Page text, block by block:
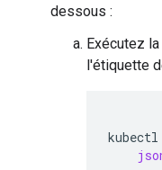
dessous :
Exécutez
l'étiquette
kubectl